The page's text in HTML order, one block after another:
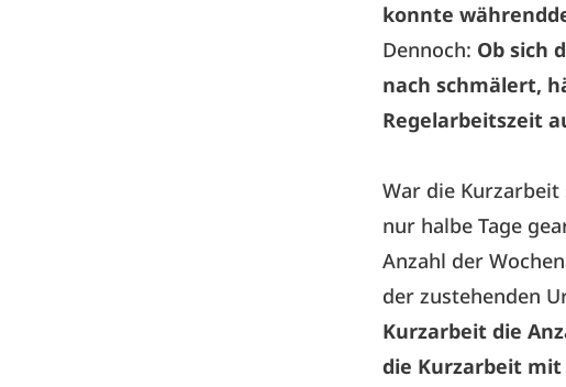
konnte
Dennoch: Ob sich
nach schmälert,
Regelarbeitszeit
War die
nur halbe Tage
Anzahl der
der zustehenden
Kurzarbeit die
die Kurzarbeit